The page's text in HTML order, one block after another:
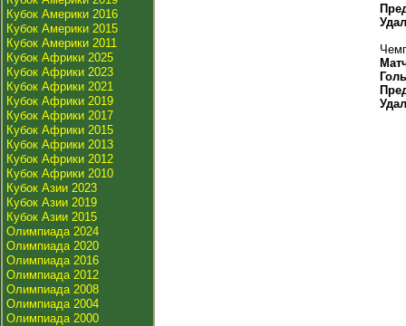
Кубок Америки 2016
Кубок Америки 2015
Кубок Америки 2011
Кубок Африки 2025
Кубок Африки 2023
Кубок Африки 2021
Кубок Африки 2019
Кубок Африки 2017
Кубок Африки 2015
Кубок Африки 2013
Кубок Африки 2012
Кубок Африки 2010
Кубок Азии 2023
Кубок Азии 2019
Кубок Азии 2015
Олимпиада 2024
Олимпиада 2020
Олимпиада 2016
Олимпиада 2012
Олимпиада 2008
Олимпиада 2004
Олимпиада 2000